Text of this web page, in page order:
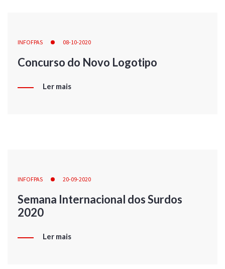
INFOFPAS 08-10-2020
Concurso do Novo Logotipo
Ler mais
INFOFPAS 20-09-2020
Semana Internacional dos Surdos
2020
Ler mais